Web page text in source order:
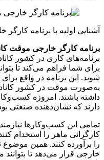
آشنایی اولیه با برنامه کارگر
برنامه کارگر خارجی موقت
برنامه‌های کاری در کشور
برای شما فراهم می‌کند تا
شوید. این برنامه در واقع
به‌صورت موقت در کشور
داشته باشند. امروزه
دارند که نشان‌دهنده صنعتی
تمامی این کسب‌وکارها
کارگرانی ماهر را استخدام
را برآورده کنند. همین موضوع
خارجی قرار می‌دهد تا